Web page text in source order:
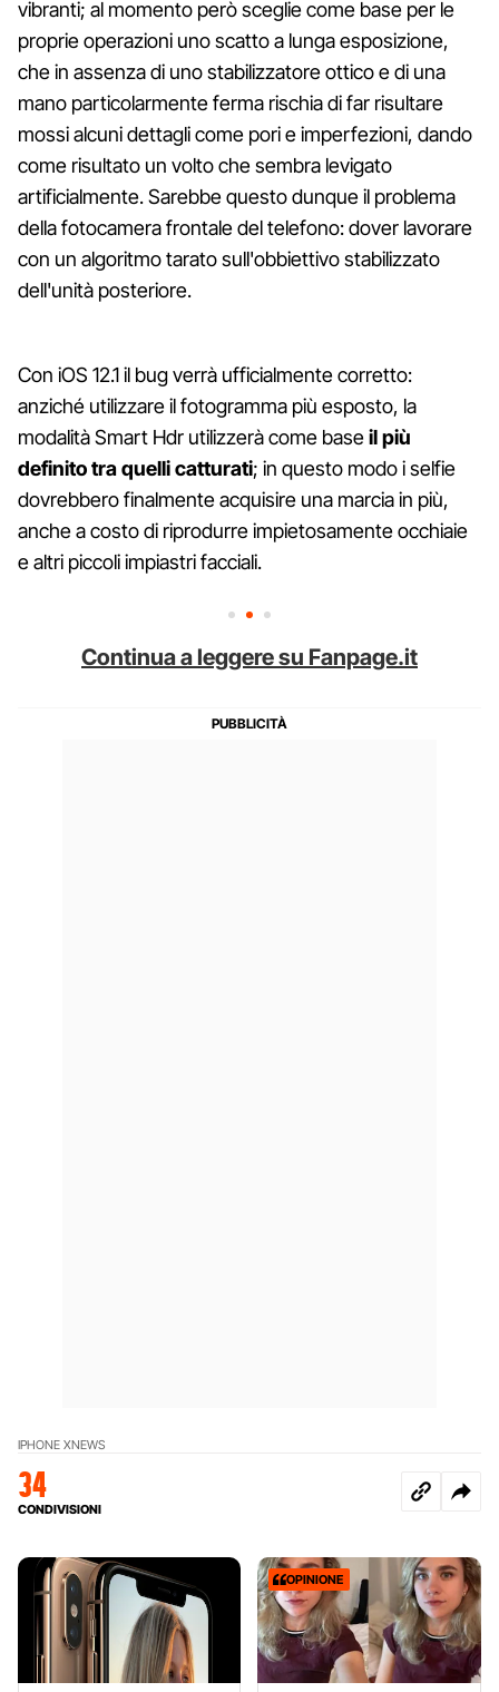
vibranti; al momento però sceglie come base per le
proprie operazioni uno scatto a lunga esposizione,
che in assenza di uno stabilizzatore ottico e di una
mano particolarmente ferma rischia di far risultare
mossi alcuni dettagli come pori e imperfezioni, dando
come risultato un volto che sembra levigato
artificialmente. Sarebbe questo dunque il problema
della fotocamera frontale del telefono: dover lavorare
con un algoritmo tarato sull'obbiettivo stabilizzato
dell'unità posteriore.
Con iOS 12.1 il bug verrà ufficialmente corretto:
anziché utilizzare il fotogramma più esposto, la
modalità Smart Hdr utilizzerà come baseil più
definito tra quelli catturati; in questo modo i selfie
dovrebbero finalmente acquisire una marcia in più,
anche a costo di riprodurre impietosamente occhiaie
e altri piccoli impiastri facciali.
Continua a leggere su Fanpage.it
IPHONE XNEWS
34
CONDIVISIONI
OPINIONE